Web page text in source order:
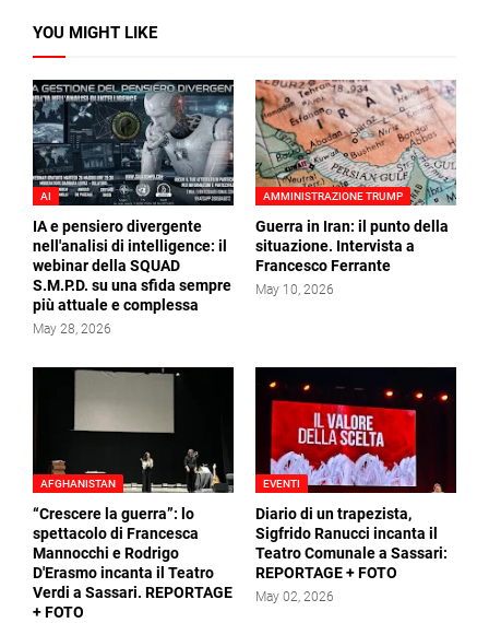
YOU MIGHT LIKE
AI
IA e pensiero divergente
nell'analisi di intelligence: il
webinar della SQUAD
S.M.P.D. su una sfida sempre
più attuale e complessa
May 28, 2026
AMMINISTRAZIONE TRUMP
Guerra in Iran: il punto della
situazione. Intervista a
Francesco Ferrante
May 10, 2026
AFGHANISTAN
“Crescere la guerra”: lo
spettacolo di Francesca
Mannocchi e Rodrigo
D'Erasmo incanta il Teatro
Verdi a Sassari. REPORTAGE
+ FOTO
EVENTI
Diario di un trapezista,
Sigfrido Ranucci incanta il
Teatro Comunale a Sassari:
REPORTAGE + FOTO
May 02, 2026